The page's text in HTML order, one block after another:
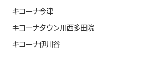
キコーナ今津
キコーナタウン川西多田院
キコーナ伊川谷